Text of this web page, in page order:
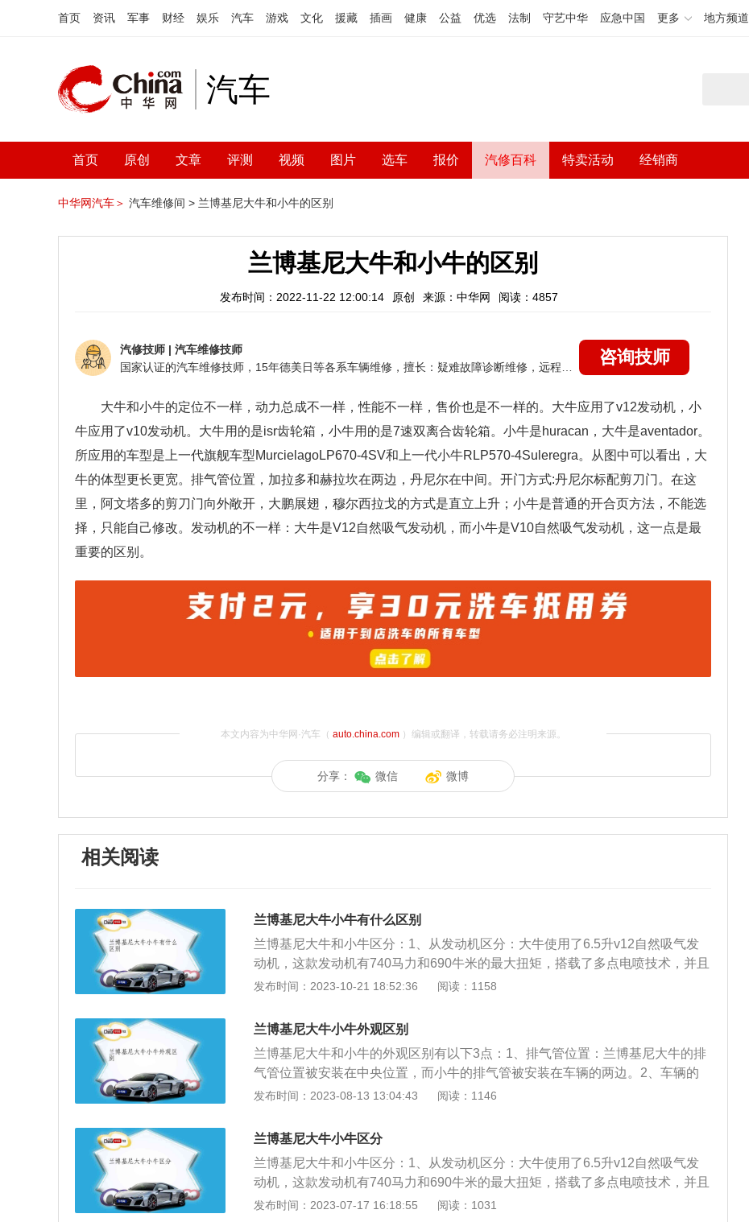
首页 资讯 军事 财经 娱乐 汽车 游戏 文化 援藏 插画 健康 公益 优选 法制 守艺中华 应急中国 更多 地方频道
汽车
首页 原创 文章 评测 视频 图片 选车 报价 汽修百科 特卖活动 经销商
中华网汽车＞ 汽车维修间 > 兰博基尼大牛和小牛的区别
兰博基尼大牛和小牛的区别
发布时间：2022-11-22 12:00:14 原创 来源：中华网 阅读：4857
汽修技师 | 汽车维修技师
咨询技师
大牛和小牛的定位不一样，动力总成不一样，性能不一样，售价也是不一样的。大牛应用了v12发动机，小
牛应用了v10发动机。大牛用的是isr齿轮箱，小牛用的是7速双离合齿轮箱。小牛是huracan，大牛是aventador。
所应用的车型是上一代旗舰车型MurcielagoLP670-4SV和上一代小牛RLP570-4Suleregra。从图中可以看出，大
牛的体型更长更宽。排气管位置，加拉多和赫拉坎在两边，丹尼尔在中间。开门方式:丹尼尔标配剪刀门。在这
里，阿文塔多的剪刀门向外敞开，大鹏展翅，穆尔西拉戈的方式是直立上升；小牛是普通的开合页方法，不能选
择，只能自己修改。发动机的不一样：大牛是V12自然吸气发动机，而小牛是V10自然吸气发动机，这一点是最
重要的区别。
本文内容为中华网·汽车（ auto.china.com）编辑或翻译，转载请务必注明来源。
分享： 微信 微博
相关阅读
兰博基尼大牛小牛有什么区别
兰博基尼大牛和小牛区分：1、从发动机区分：大牛使用了6.5升v12自然吸气发
动机，这款发动机有740马力和690牛米的最大扭矩，搭载了多点电喷技术，并且
使用了铝合金缸盖缸体。小牛使用了5.2升v10发动机，后驱版车型的发动机有58
盖缸体。2、从尺寸区分：兰博基尼大牛长4943mm，宽2098mm，高1136mm，
轴距2700mm；兰博基尼小牛长4520mm，宽1933mm，高1165/1180mm，轴距
2620mm。从上面可以看出，兰博基尼大牛的尺寸比小牛大，但同时它的车身高
度更低，更有利于气动优化。3、从开门方式区分：Aventador大牛开门是炫酷的
剪刀门，而Huracan小牛则是普通的开门设计。4、从助力模式区分：兰博基尼大
形式。5、从排气管位置区分：大牛的排气管在中央；而小牛的排气管在两边。
大牛是兰博基尼旗下的跑车，速度和性能都很符合很多人的需求，从Aventado
r、Murcielago再到Diablo等这些都是兰博基尼大牛的一些型号，所以可以从车子
同，有自己不同的名字，比如Huracan和Gallador，这些称呼都是不同于大牛
发布时间：2023-10-21 18:52:36 阅读：1158
兰博基尼大牛小牛外观区别
兰博基尼大牛和小牛的外观区别有以下3点：1、排气管位置：兰博基尼大牛的排
气管位置被安装在中央位置，而小牛的排气管被安装在车辆的两边。2、车辆的
尺寸：兰博基尼大牛车系要比小牛的整体尺寸大得多，从外观上来看，车系更大
进行车门的开启时，会有一种大鹏展翅之势，而小牛车系进行车门开启的时候，
家意大利汽车生产商，全球顶级跑车制造商及欧洲奢侈品标志之一，公司坐落于
意大利圣亚加塔·波隆尼（Sant'AgataBolognese），由费鲁吉欧·兰博基尼在196
3年创立。兰博基尼早期由于经营不善，于1980年破产；数次易主后，1998年归
发布时间：2023-08-13 13:04:43 阅读：1146
兰博基尼大牛小牛区分
兰博基尼大牛和小牛区分：1、从发动机区分：大牛使用了6.5升v12自然吸气发
动机，这款发动机有740马力和690牛米的最大扭矩，搭载了多点电喷技术，并且
使用了铝合金缸盖缸体。小牛使用了5.2升v10发动机，后驱版车型的发动机有58
发布时间：2023-07-17 16:18:55 阅读：1031